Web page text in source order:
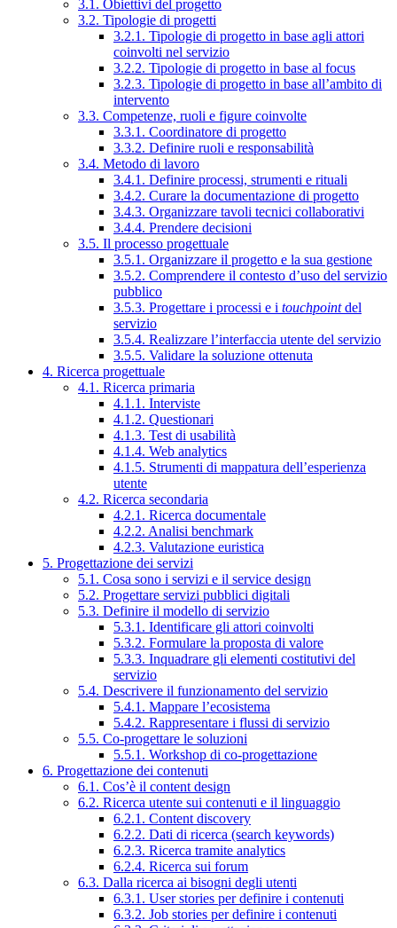
3.1. Obiettivi del progetto
3.2. Tipologie di progetti
3.2.1. Tipologie di progetto in base agli attori
coinvolti nel servizio
3.2.2. Tipologie di progetto in base al focus
3.2.3. Tipologie di progetto in base all’ambito di
intervento
3.3. Competenze, ruoli e figure coinvolte
3.3.1. Coordinatore di progetto
3.3.2. Definire ruoli e responsabilità
3.4. Metodo di lavoro
3.4.1. Definire processi, strumenti e rituali
3.4.2. Curare la documentazione di progetto
3.4.3. Organizzare tavoli tecnici collaborativi
3.4.4. Prendere decisioni
3.5. Il processo progettuale
3.5.1. Organizzare il progetto e la sua gestione
3.5.2. Comprendere il contesto d’uso del servizio
pubblico
3.5.3. Progettare i processi e i touchpointdel
servizio
3.5.4. Realizzare l’interfaccia utente del servizio
3.5.5. Validare la soluzione ottenuta
4. Ricerca progettuale
4.1. Ricerca primaria
4.1.1. Interviste
4.1.2. Questionari
4.1.3. Test di usabilità
4.1.4. Web analytics
4.1.5. Strumenti di mappatura dell’esperienza
utente
4.2. Ricerca secondaria
4.2.1. Ricerca documentale
4.2.2. Analisi benchmark
4.2.3. Valutazione euristica
5. Progettazione dei servizi
5.1. Cosa sono i servizi e il service design
5.2. Progettare servizi pubblici digitali
5.3. Definire il modello di servizio
5.3.1. Identificare gli attori coinvolti
5.3.2. Formulare la proposta di valore
5.3.3. Inquadrare gli elementi costitutivi del
servizio
5.4. Descrivere il funzionamento del servizio
5.4.1. Mappare l’ecosistema
5.4.2. Rappresentare i flussi di servizio
5.5. Co-progettare le soluzioni
5.5.1. Workshop di co-progettazione
6. Progettazione dei contenuti
6.1. Cos’è il content design
6.2. Ricerca utente sui contenuti e il linguaggio
6.2.1. Content discovery
6.2.2. Dati di ricerca (search keywords)
6.2.3. Ricerca tramite analytics
6.2.4. Ricerca sui forum
6.3. Dalla ricerca ai bisogni degli utenti
6.3.1. User stories per definire i contenuti
6.3.2. Job stories per definire i contenuti